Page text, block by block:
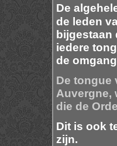
De
de leden
bijgestaan
iedere
de
De tongue
Auvergne,
die de
Dit is ook
zijn.